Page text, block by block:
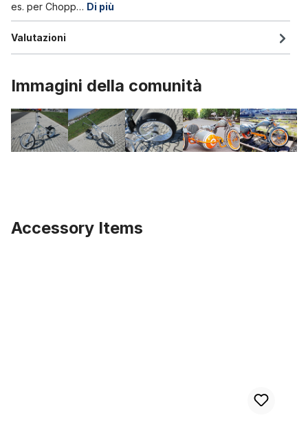
es. per Chopp… Di più
Valutazioni
Immagini della comunità
Accessory Items